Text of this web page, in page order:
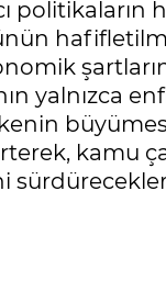
yalnızca
kamu